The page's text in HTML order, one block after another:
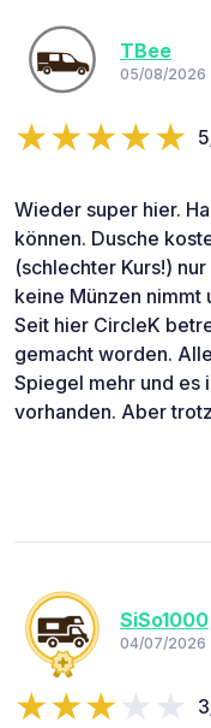
TBee
05/08/2026
Wieder super hier.
können. Dusche
(schlechter Kurs!)
keine Münzen nimmt
Seit hier CircleK
gemacht worden.
Spiegel mehr und es
vorhanden. Aber
SiSo1000
04/07/2026